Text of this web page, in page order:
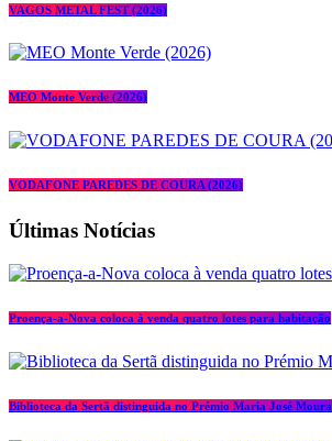
VAGOS METAL FEST (2026)
MEO Monte Verde (2026)
VODAFONE PAREDES DE COURA (2026)
Últimas Notícias
Proença-a-Nova coloca à venda quatro lotes para habitação
Biblioteca da Sertã distinguida no Prémio Maria José Moura